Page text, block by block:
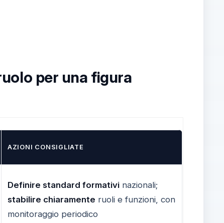
per una figura
AZIONI CONSIGLIATE
Definire standard formativinazionali;
stabilire chiaramente ruoli e funzioni, con
monitoraggio periodico